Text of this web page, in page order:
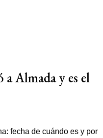
Almada y es el